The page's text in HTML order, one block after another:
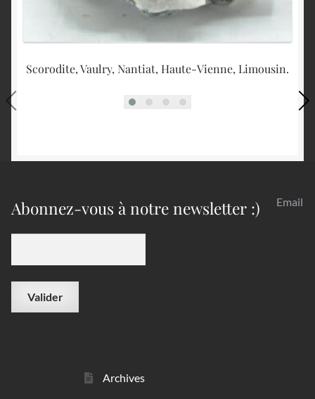
Scorodite, Vaulry, Nantiat, Haute-Vienne, Limousin.
Abonnez-vous à notre newsletter :) Email
Archives